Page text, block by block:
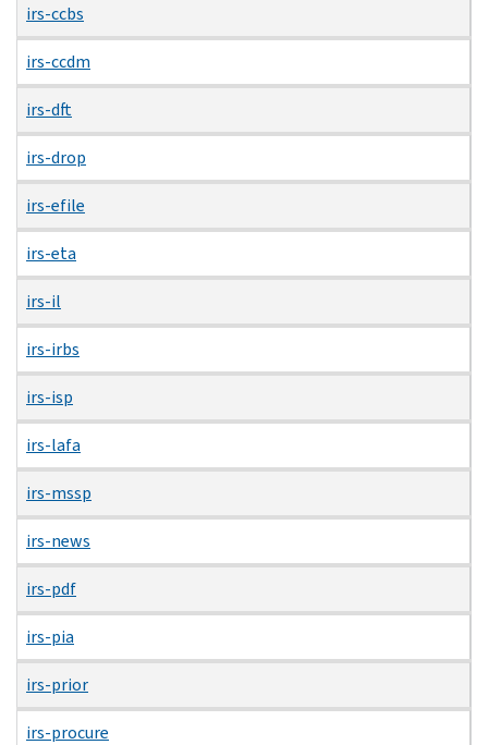
irs-ccbs
irs-ccdm
irs-dft
irs-drop
irs-efile
irs-eta
irs-il
irs-irbs
irs-isp
irs-lafa
irs-mssp
irs-news
irs-pdf
irs-pia
irs-prior
irs-procure